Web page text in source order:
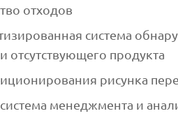
отходов
система
отсутствующего продукта
рисунка
менеджмента и